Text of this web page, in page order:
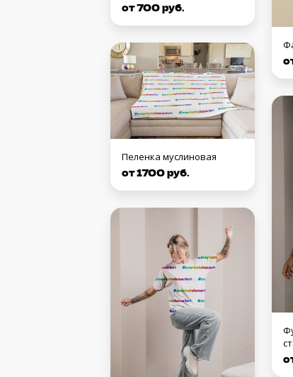
от 700 руб.
Пеленка муслиновая
от 1700 руб.